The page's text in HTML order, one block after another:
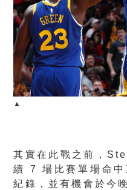
▲
其實在此戰之前，
續 7 場比賽單場命
紀錄，並有機會於今